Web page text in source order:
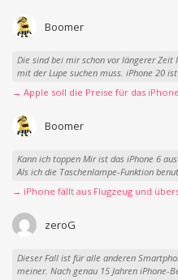
Boomer
Die sind bei mir schon vor längerer
mit der Lupe suchen muss. iPhone 20
→ Apple soll die Preise für das
Boomer
Kann ich toppen Mir ist das iPhone 6
Als ich die Taschenlampe-Funktion
→ iPhone fällt aus Flugzeug und
zeroG
Dieser Fall ist für alle anderen
meiner. Nach genau 15 Jahren iPhone-